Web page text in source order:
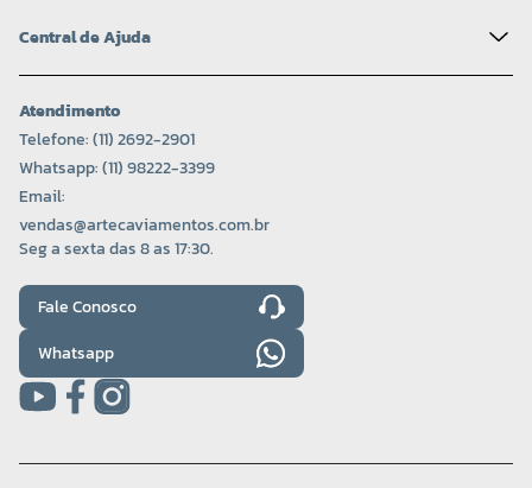
COR 0318
R$ 15,20 UNIDADE
-
Central de Ajuda
Atendimento
Telefone: (11) 2692-2901
Whatsapp: (11) 98222-3399
Email:
vendas@artecaviamentos.com.br
Seg a sexta das 8 as 17:30.
Fale Conosco
Whatsapp